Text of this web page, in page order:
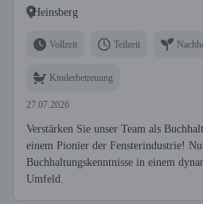
Heinsberg
Vollzeit Teilzeit
Kinderbetreuung
27.07.2026
Verstärken Sie unser Team als
einem Pionier der Fensterindustrie!
Buchhaltungskenntnisse in einem
Umfeld.